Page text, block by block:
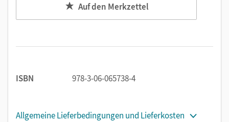
Auf den Merkzettel
ISBN 978-3-06-065738-4
Allgemeine Lieferbedingungen und Lieferkosten